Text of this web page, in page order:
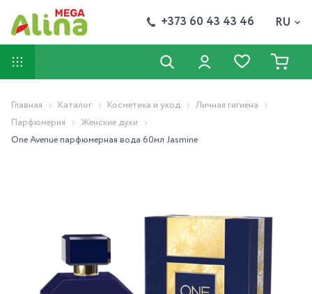
+373 60 43 43 46 RU
Главная Каталог Косметика и уход
Личная гигиена
Парфюмерия
Женские духи
One Avenue парфюмерная вода 60мл Jasmine